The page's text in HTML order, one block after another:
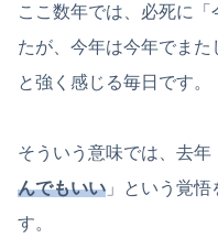
ここ数年では、必死に
たが、今年は今年でまた
と強く感じる毎日です。
そういう意味では、去年
んでもいい 」という覚
す。